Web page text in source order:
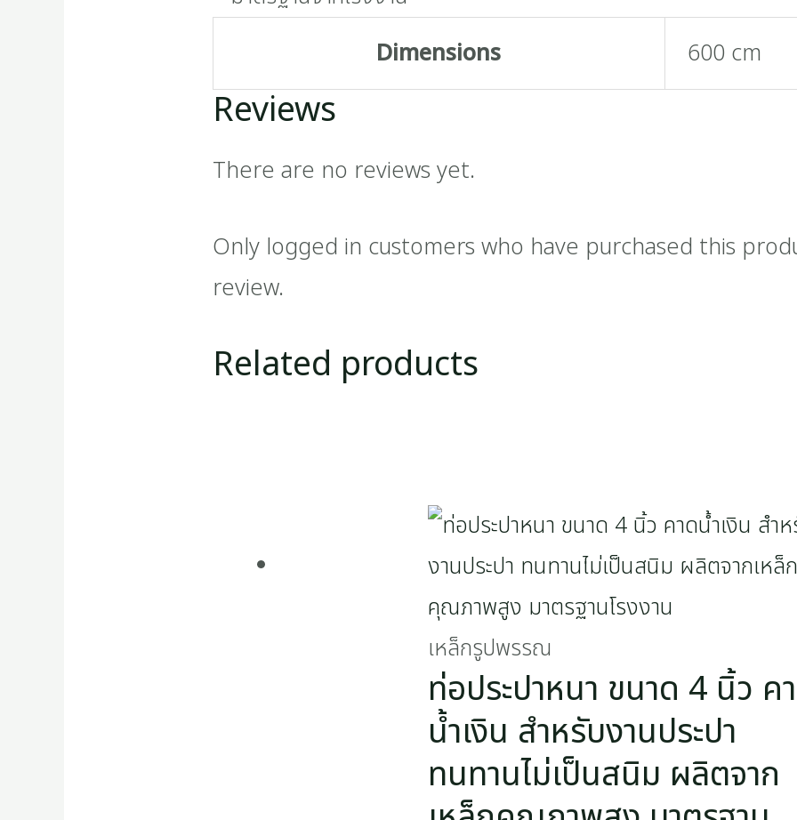
Dimensions
600 cm
Reviews
There are no reviews yet.
Only logged in customers who have purchased this
review.
Related products
เหล็กรูปพรรณ
ท่อประปาหนา ขนาด 4 นิ้ว ค
น้ำเงิน สำหรับงานประปา
ทนทานไม่เป็นสนิม ผลิตจาก